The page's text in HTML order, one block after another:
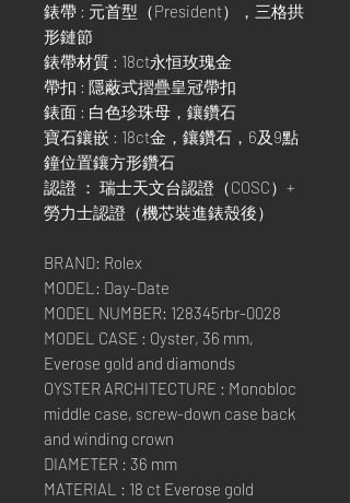
錶帶 : 元首型（President），三格拱
形鏈節
錶帶材質 : 18ct永恒玫瑰金
帶扣 : 隱蔽式摺疊皇冠帶扣
錶面 : 白色珍珠母，鑲鑽石
寶石鑲嵌 : 18ct金，鑲鑽石，6及9點
鐘位置鑲方形鑽石
認證 ： 瑞士天文台認證（COSC）+
勞力士認證（機芯裝進錶殼後）
BRAND: Rolex
MODEL: Day-Date
MODEL NUMBER: 128345rbr-0028
MODEL CASE : Oyster, 36 mm,
Everose gold and diamonds
OYSTER ARCHITECTURE : Monobloc
middle case, screw-down case back
and winding crown
DIAMETER : 36 mm
MATERIAL : 18 ct Everose gold